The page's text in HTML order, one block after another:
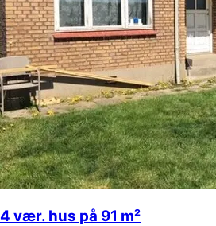
4 vær. hus på 91 m²